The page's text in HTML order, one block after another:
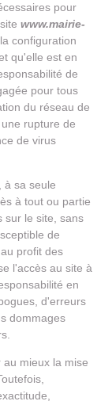
pour
sitewww.mairie-
configuration
qu'elle est en
de
pour tous
du réseau de
rupture de
de virus
sa seule
à tout ou partie
sur le site, sans
de
profit des
l'accès au site à
en
d'erreurs
dommages
mieux la mise